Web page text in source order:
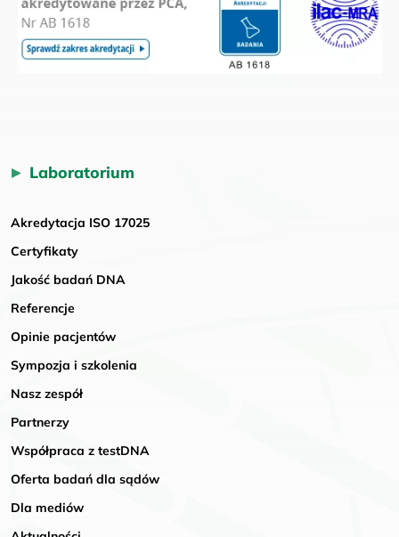
Laboratorium
Akredytacja ISO 17025
Certyfikaty
Jakość badań DNA
Referencje
Opinie pacjentów
Sympozja i szkolenia
Nasz zespół
Partnerzy
Współpraca z testDNA
Oferta badań dla sądów
Dla mediów